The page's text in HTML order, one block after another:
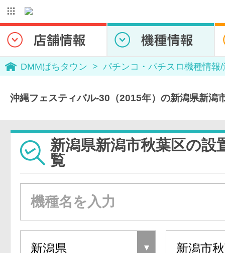
DMMぱちタウン パチンコ・パチスロ機種情報
沖縄フェスティバル-30（2015年）の新潟県新潟
新潟県新潟市秋葉区の設
覧